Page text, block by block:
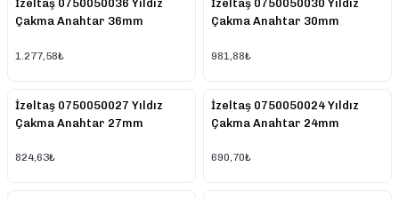
İzeltaş 0750050036 Yıldız
Çakma Anahtar 36mm
1.277,58₺
İzeltaş 0750050030 Yıldız
Çakma Anahtar 30mm
981,88₺
İzeltaş 0750050027 Yıldız
Çakma Anahtar 27mm
824,63₺
İzeltaş 0750050024 Yıldız
Çakma Anahtar 24mm
690,70₺